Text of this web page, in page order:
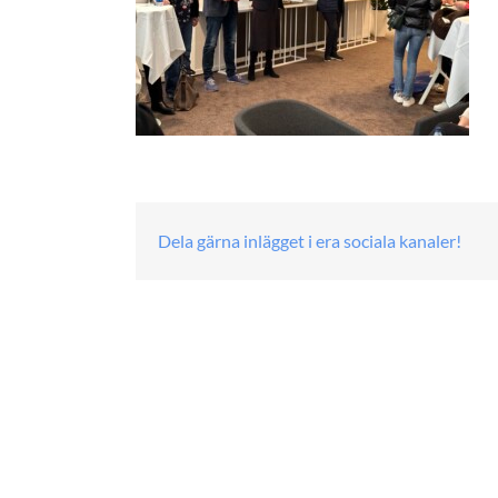
Dela gärna inlägget i era sociala kanaler!